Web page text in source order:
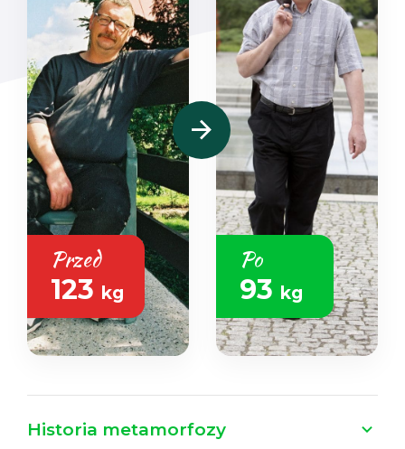
Przed
123 kg
Po
93 kg
Historia metamorfozy